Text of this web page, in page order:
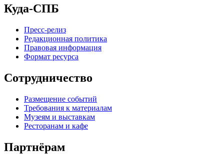
Куда-СПБ
Пресс-релиз
Редакционная политика
Правовая информация
Формат ресурса
Сотрудничество
Размещение событий
Требования к материалам
Музеям и выставкам
Ресторанам и кафе
Партнёрам